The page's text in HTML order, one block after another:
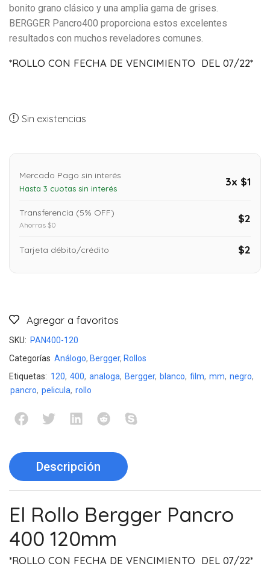
bonito grano clásico y una amplia gama de grises.
BERGGER Pancro400 proporciona estos excelentes
resultados con muchos reveladores comunes.
*ROLLO CON FECHA DE VENCIMIENTO DEL 07/22*
Sin existencias
Mercado Pago sin interés
Hasta 3 cuotas sin interés
3x $1
Transferencia (5% OFF)
Ahorras $0
$2
Tarjeta débito/crédito $2
Agregar a favoritos
SKU: PAN400-120
Categorías Análogo, Bergger, Rollos
Etiquetas: 120, 400, analoga, Bergger, blanco, film, mm, negro,
pancro, pelicula, rollo
Descripción
El Rollo Bergger Pancro
400 120mm
*ROLLO CON FECHA DE VENCIMIENTO DEL 07/22*